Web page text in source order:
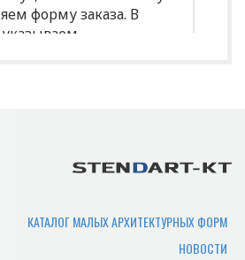
форму заказа. В
продукции зависит
изделий,
В
7-10 рабочих дней.
КАТАЛОГ МАЛЫХ АРХИТЕКТУРНЫХ ФОРМ
НОВОСТИ